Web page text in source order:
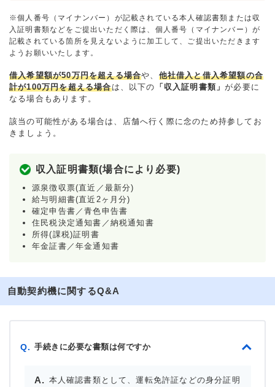
※個人番号（マイナンバー）が記載されている本人確認書類または収
入証明書類などをご提出いただく際は、個人番号（マイナンバー）が
記載されている箇所を見えないように加工して、ご提出いただきます
ようお願いいたします。
借入希望額が50万円を超える場合や、 他社借入と借入希望額の合
計が100万円を超える場合は、以下の 「収入証明書類」が必要に
なる場合もあります。
該当の可能性がある場合は、店舗へ行く際に念のため持参してお
きましょう。
収入証明書類(場合により必要)
源泉徴収票(直近／最新分)
給与明細書(直近2ヶ月分)
確定申告書／青色申告書
住民税決定通知書／納税通知書
所得(課税)証明書
年金証書／年金通知書
自動契約機に関するQ&A
Q. 手続きに必要な書類は何ですか
本人確認書類として、運転免許証などの身分証明